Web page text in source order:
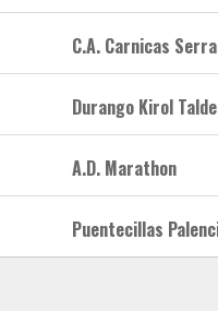
C.A. Carnicas
Durango Kirol
A.D. Marathon
Puentecillas